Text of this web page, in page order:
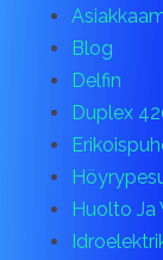
Blog
Delfin
Duplex
Huolto Ja